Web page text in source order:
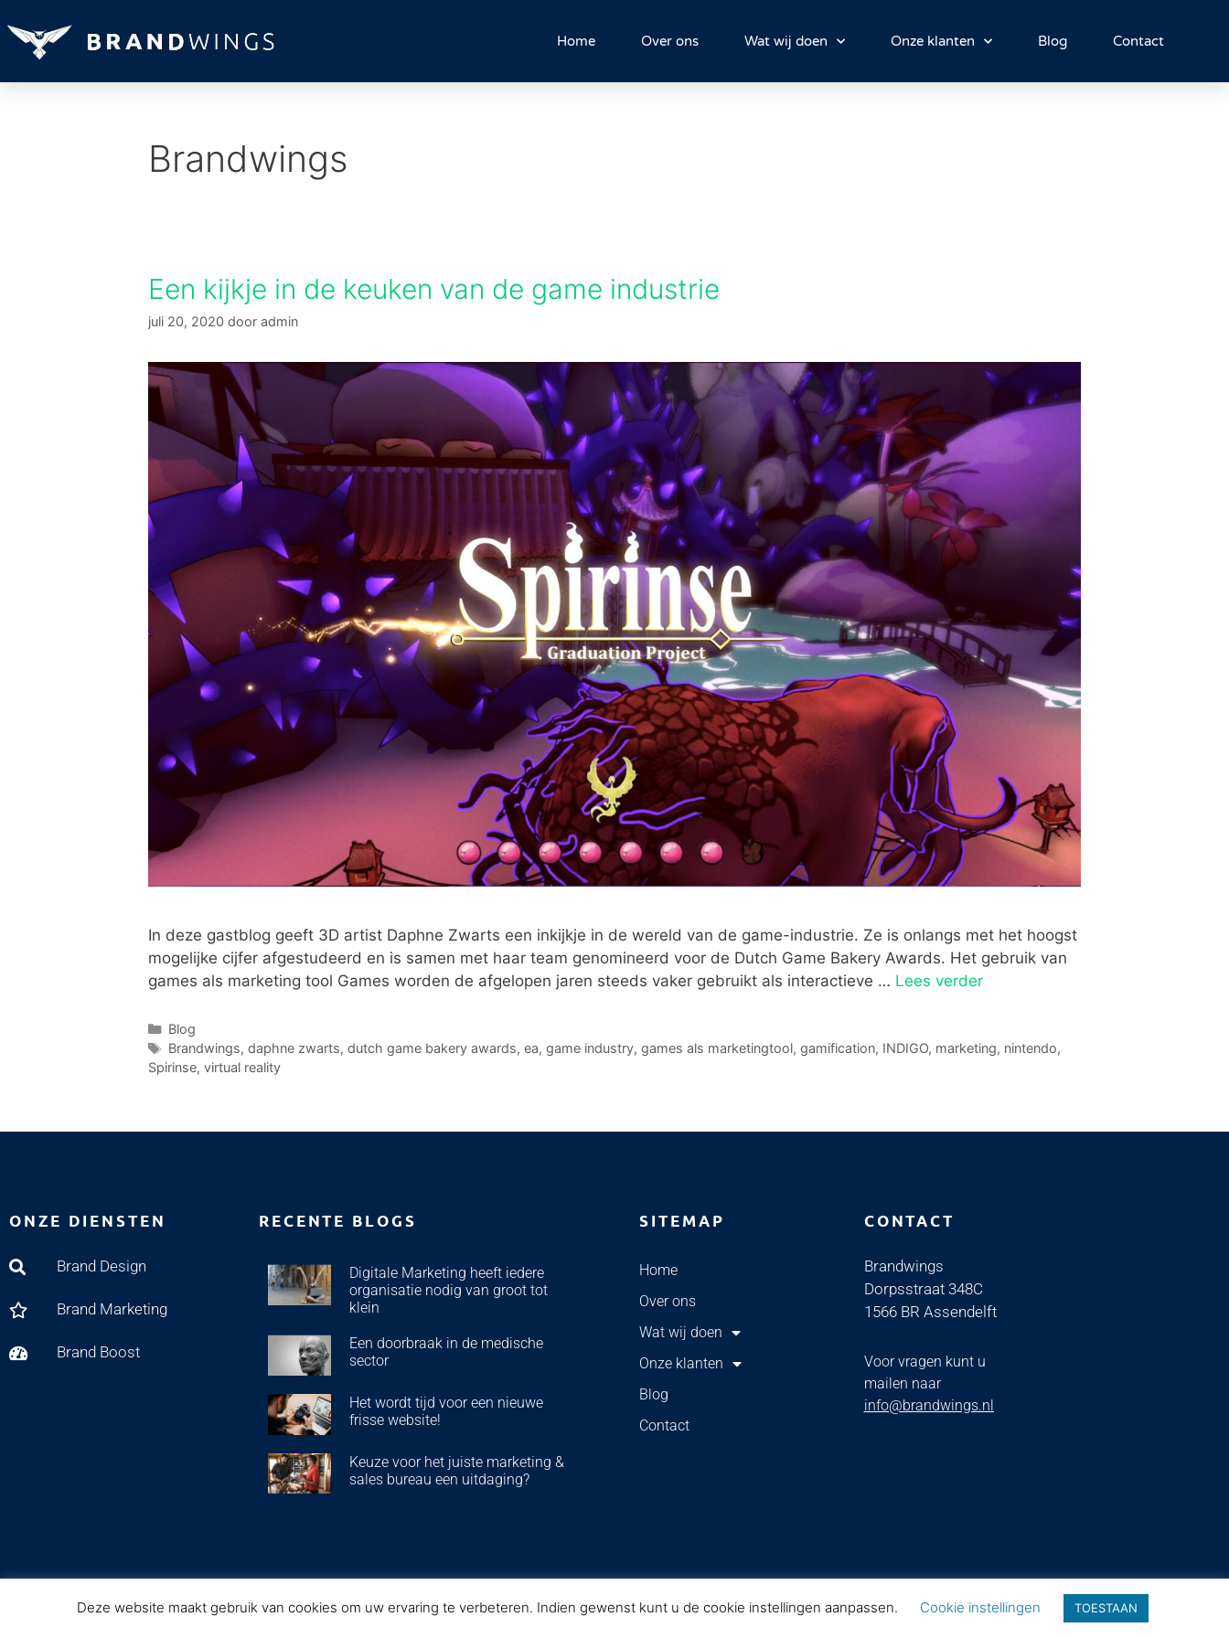
Home Over ons Wat wij doen Onze klanten Blog Contact
Brandwings
Een kijkje in de keuken van de game industrie
juli 20, 2020 door admin
In deze gastblog geeft 3D artist Daphne Zwarts een inkijkje in de wereld van de game-industrie. Ze is onlangs met het hoogst
mogelijke cijfer afgestudeerd en is samen met haar team genomineerd voor de Dutch Game Bakery Awards. Het gebruik van
games als marketing tool Games worden de afgelopen jaren steeds vaker gebruikt als interactieve … Lees verder
Blog
Brandwings, daphne zwarts, dutch game bakery awards, ea, game industry, games als marketingtool, gamification, INDIGO, marketing, nintendo,
Spirinse, virtual reality
ONZE DIENSTEN
Brand Design
Brand Marketing
Brand Boost
RECENTE BLOGS
Digitale Marketing heeft iedere
organisatie nodig van groot tot
klein
Een doorbraak in de medische
sector
Het wordt tijd voor een nieuwe
frisse website!
Keuze voor het juiste marketing &
sales bureau een uitdaging?
SITEMAP
Home
Over ons
Wat wij doen
Onze klanten
Blog
Contact
CONTACT
Brandwings
Dorpsstraat 348C
1566 BR Assendelft
Voor vragen kunt u
mailen naar
info@brandwings.nl
2022 BRANDWINGS |Algemene voorwaarden| Privacy statement
Deze website maakt gebruik van cookies om uw ervaring te verbeteren. Indien gewenst kunt u de cookie instellingen aanpassen. Cookie instellingen TOESTAAN